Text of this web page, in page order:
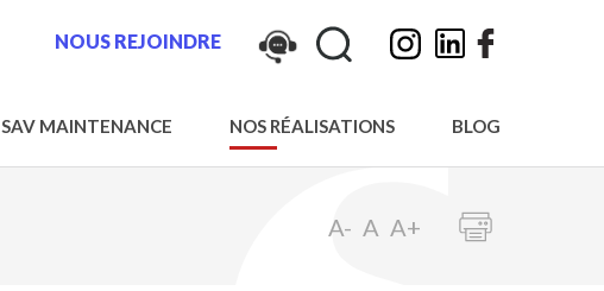
NOUS REJOINDRE
Rechercher :
Rechercher"
SAV MAINTENANCE NOS RÉALISATIONS BLOG
A- A A+